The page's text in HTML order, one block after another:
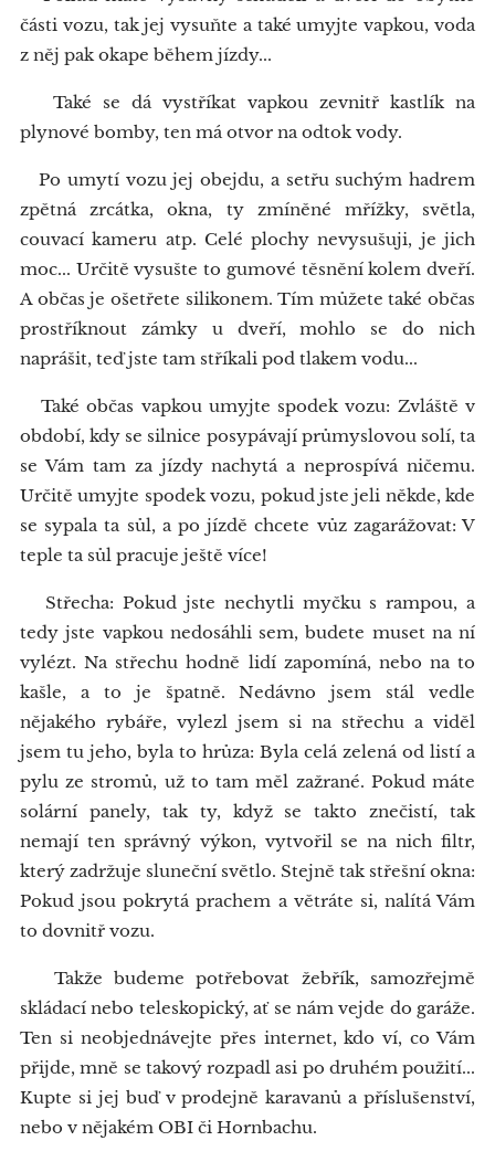
části vozu, tak jej vysuňte a také umyjte vapkou, voda
z něj pak okape během jízdy...
Také se dá vystříkat vapkou zevnitř kastlík na
plynové bomby, ten má otvor na odtok vody.
Po umytí vozu jej obejdu, a setřu suchým hadrem
zpětná zrcátka, okna, ty zmíněné mřížky, světla,
couvací kameru atp. Celé plochy nevysušuji, je jich
moc... Určitě vysušte to gumové těsnění kolem dveří.
A občas je ošetřete silikonem. Tím můžete také občas
prostříknout zámky u dveří, mohlo se do nich
naprášit, teď jste tam stříkali pod tlakem vodu...
Také občas vapkou umyjte spodek vozu: Zvláště v
období, kdy se silnice posypávají průmyslovou solí, ta
se Vám tam za jízdy nachytá a neprospívá ničemu.
Určitě umyjte spodek vozu, pokud jste jeli někde, kde
se sypala ta sůl, a po jízdě chcete vůz zagarážovat: V
teple ta sůl pracuje ještě více!
Střecha: Pokud jste nechytli myčku s rampou, a
tedy jste vapkou nedosáhli sem, budete muset na ní
vylézt. Na střechu hodně lidí zapomíná, nebo na to
kašle, a to je špatně. Nedávno jsem stál vedle
nějakého rybáře, vylezl jsem si na střechu a viděl
jsem tu jeho, byla to hrůza: Byla celá zelená od listí a
pylu ze stromů, už to tam měl zažrané. Pokud máte
solární panely, tak ty, když se takto znečistí, tak
nemají ten správný výkon, vytvořil se na nich filtr,
který zadržuje sluneční světlo. Stejně tak střešní okna:
Pokud jsou pokrytá prachem a větráte si, nalítá Vám
to dovnitř vozu.
Takže budeme potřebovat žebřík, samozřejmě
skládací nebo teleskopický, ať se nám vejde do garáže.
Ten si neobjednávejte přes internet, kdo ví, co Vám
přijde, mně se takový rozpadl asi po druhém použití...
Kupte si jej buď v prodejně karavanů a příslušenství,
nebo v nějakém OBI či Hornbachu.